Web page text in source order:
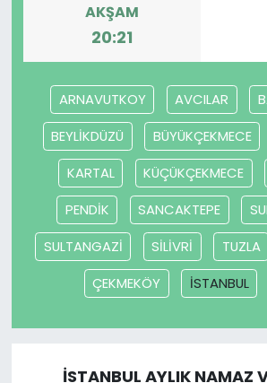
AKŞAM
20:21
ARNAVUTKOY AVCILAR
BEYLİKDÜZÜ
BÜYÜKÇEKMECE
KARTAL
KÜÇÜKÇEKMECE
PENDİK
SANCAKTEPE
SULTANGAZİ
SİLİVRİ TUZLA
ÇEKMEKÖY
İSTANBUL
İSTANBUL AYLIK NAMAZ
YEREL YÖNETİMLER
Yurt